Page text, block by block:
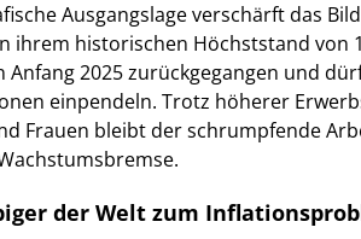
Ausgangslage verschärft das
ihrem historischen Höchststand von
Anfang 2025 zurückgegangen und
einpendeln. Trotz höherer
Frauen bleibt der schrumpfende
der Welt zum